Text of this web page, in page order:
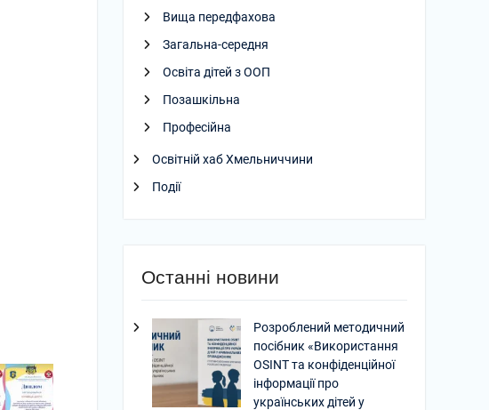
Вища передфахова
Загальна-середня
Освіта дітей з ООП
Позашкільна
Професійна
Освітній хаб Хмельниччини
Події
Останні новини
Розроблений методичний
посібник «Використання
OSINT та конфіденційної
інформації про
українських дітей у